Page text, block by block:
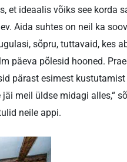
et ideaalis võiks see korda
Aida suhtes on neil ka
sõpru, tuttavaid, kes
päeva põlesid hooned.
pärast esimest
meil üldse midagi alles,“
neile appi.